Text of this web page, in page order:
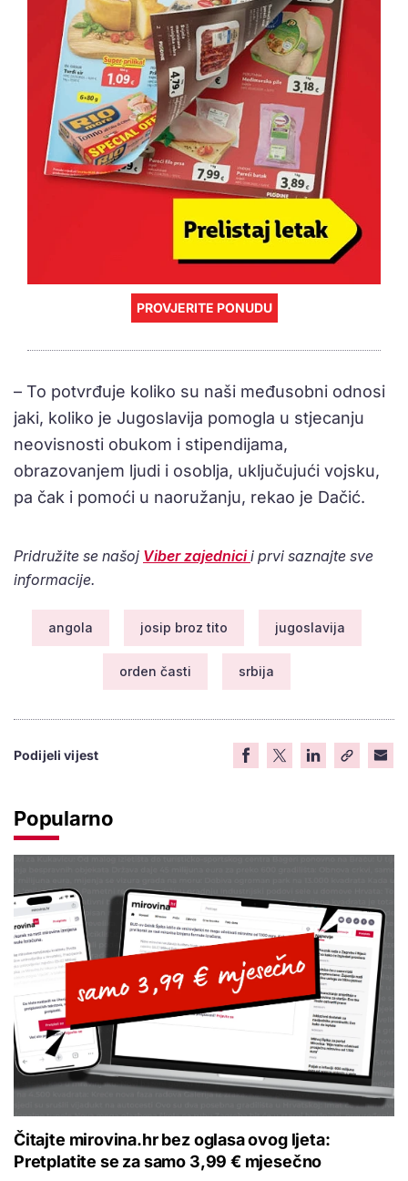
PROVJERITE PONUDU
– To potvrđuje koliko su naši međusobni odnosi
jaki, koliko je Jugoslavija pomogla u stjecanju
neovisnosti obukom i stipendijama,
obrazovanjem ljudi i osoblja, uključujući vojsku,
pa čak i pomoći u naoružanju, rekao je Dačić.
Pridružite se našoj Viber zajednicii prvi saznajte sve
informacije.
angola josip broz tito jugoslavija
orden časti srbija
Podijeli vijest
Popularno
Čitajte mirovina.hr bez oglasa ovog ljeta:
Pretplatite se za samo 3,99 € mjesečno